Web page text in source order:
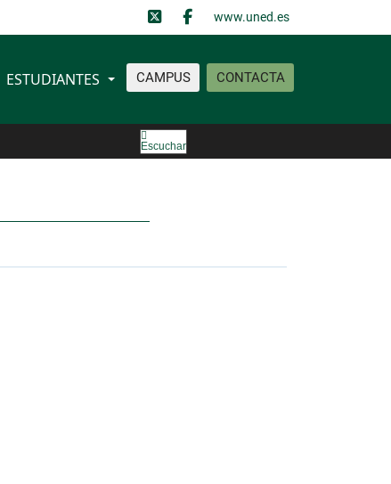
www.uned.es
CAMPUS CONTACTA
ESTUDIANTES
Escuchar